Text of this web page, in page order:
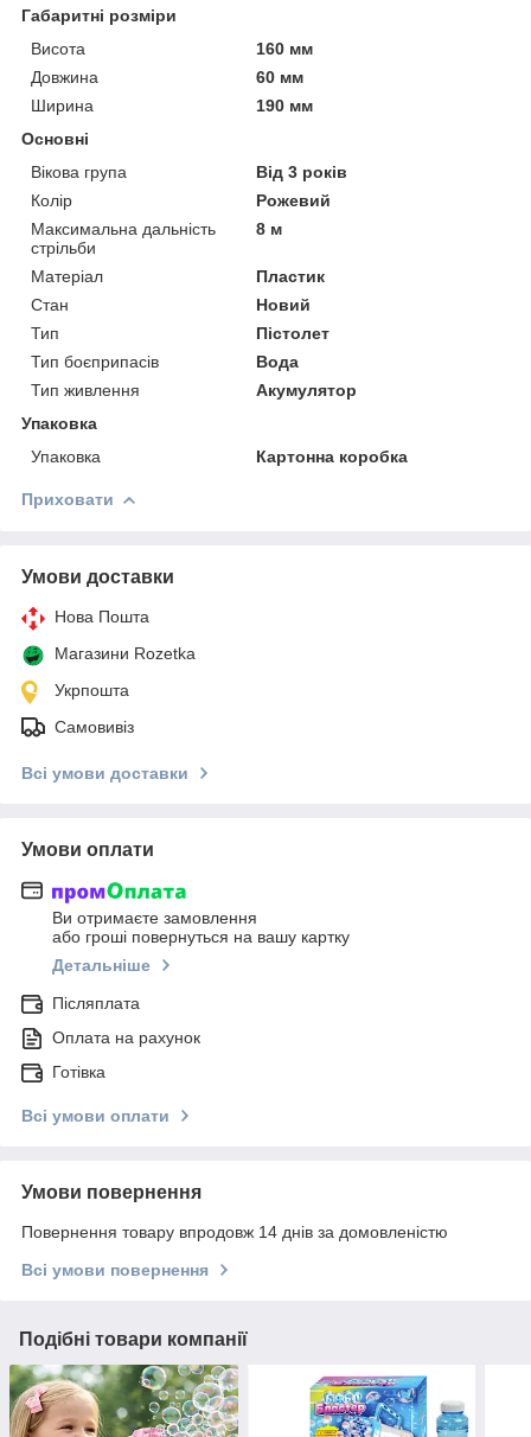
Габаритні розміри
Висота
160 мм
Довжина
60 мм
Ширина
190 мм
Основні
Вікова група
Від 3 років
Колір
Рожевий
Максимальна дальність
стрільби
8 м
Матеріал
Пластик
Стан
Новий
Тип
Пістолет
Тип боєприпасів
Вода
Тип живлення
Акумулятор
Упаковка
Упаковка
Картонна коробка
Приховати
Умови доставки
Нова Пошта
Магазини Rozetka
Укрпошта
Самовивіз
Всі умови доставки
Умови оплати
Ви отримаєте замовлення
або гроші повернуться на вашу картку
Детальніше
Післяплата
Оплата на рахунок
Готівка
Всі умови оплати
Умови повернення
Повернення товару впродовж 14 днів за домовленістю
Всі умови повернення
Подібні товари компанії